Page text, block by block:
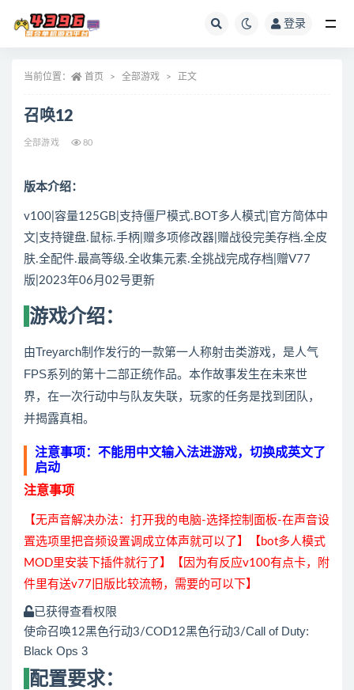
登录
当前位置： 首页 全部游戏 正文
召唤12
全部游戏 80
版本介绍：
v100|容量125GB|支持僵尸模式.BOT多人模式|官方简体中
文|支持键盘.鼠标.手柄|赠多项修改器|赠战役完美存档.全皮
肤.全配件.最高等级.全收集元素.全挑战完成存档|赠V77
版|2023年06月02号更新
游戏介绍：
由Treyarch制作发行的一款第一人称射击类游戏，是人气
FPS系列的第十二部正统作品。本作故事发生在未来世
界，在一次行动中与队友失联，玩家的任务是找到团队，
并揭露真相。
注意事项：不能用中文输入法进游戏，切换成英文了
启动
注意事项
【无声音解决办法：打开我的电脑-选择控制面板-在声音设
置选项里把音频设置调成立体声就可以了】【bot多人模式
MOD里安装下插件就行了】【因为有反应v100有点卡，附
件里有送v77旧版比较流畅，需要的可以下】
已获得查看权限
使命召唤12黑色行动3/COD12黑色行动3/Call of Duty:
Black Ops 3
配置要求：